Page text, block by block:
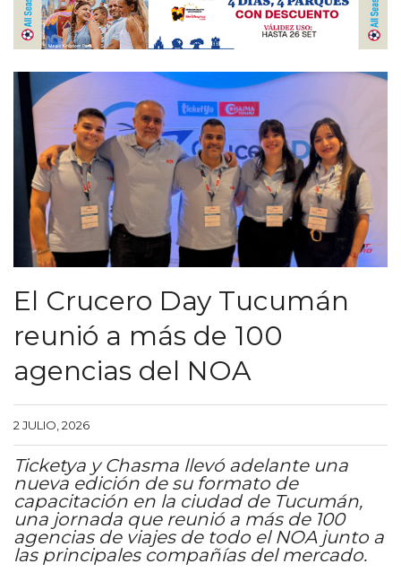
El Crucero Day Tucumán
reunió a más de 100
agencias del NOA
2 JULIO, 2026
Ticketya y Chasma llevó adelante una
nueva edición de su formato de
capacitación en la ciudad de Tucumán,
una jornada que reunió a más de 100
agencias de viajes de todo el NOA junto a
las principales compañías del mercado.